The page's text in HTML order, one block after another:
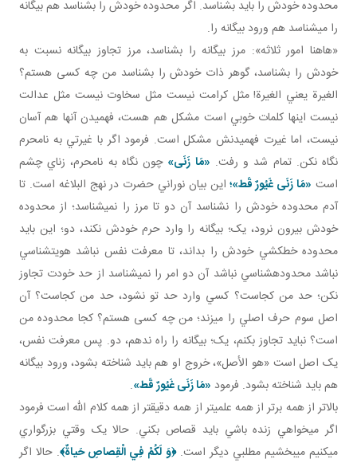
محدوده خودش را بايد بشناسد. اگر محدوده خودش را بشناسد هم بيگانه
را مي شناسد هم ورود بيگانه را.
«هاهنا امور ثلاثه»: مرز بيگانه را بشناسد، مرز تجاوز بيگانه نسبت به
خودش را بشناسد، گوهر ذات خودش را بشناسد من چه کسی هستم؟
الغيرة يعني الغيرة! مثل کرامت نيست مثل سخاوت نيست مثل عدالت
نيست اينها کلمات خوبي است مشکل هم هست، فهميدن آنها هم آسان
نيست، اما غيرت فهميدنش مشکل است. فرمود اگر با غيرتي به نامحرم
نگاه نکن. تمام شد و رفت. «مَا زَنَى» چون نگاه به نامحرم، زناي چشم
است «مَا زَنَى غَيُورٌ قَط»؛ اين بيان نوراني حضرت در نهج البلاغه است. تا
آدم محدوده خودش را نشناسد آن دو تا مرز را نمي شناسد؛ از محدوده
خودش بيرون نرود، يک؛ بيگانه را وارد حرم خودش نکند، دو؛ اين بايد
محدوده خط کشي خودش را بداند، تا معرفت نفس نباشد هويت شناسي
نباشد محدوده شناسي نباشد آن دو امر را نمي شناسد از حد خودت تجاوز
نکن؛ حد من کجاست؟ کسي وارد حد تو نشود، حد من کجاست؟ آن
اصل سوم حرف اصلي را مي زند؛ من چه کسی هستم؟ کجا محدوده من
است؟ نبايد تجاوز بکنم، يک؛ بيگانه را راه ندهم، دو. پس معرفت نفس،
يک اصل است «هو الأصل»، خروج او هم بايد شناخته بشود، ورود بيگانه
هم بايد شناخته بشود. فرمود «مَا زَنَى غَيُورٌ قَط»
.
بالاتر از همه برتر از همه علمي تر از همه دقيق تر از همه کلام الله است فرمود
اگر مي خواهي زنده باشي بايد قصاص بکني. حالا يک وقتي بزرگواري
مي کنيم مي بخشيم مطلبي ديگر است.﴿وَ لَكُمْ فِي الْقِصاصِ حَياةٌ﴾. حالا اگر